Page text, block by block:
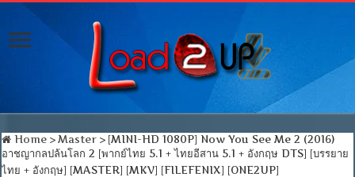
Home > Master > [MINI-HD 1080P] Now You See Me 2 (2016)
อาชญากลปล้นโลก 2 [พากย์ไทย 5.1 + ไทยอีสาน 5.1 + อังกฤษ DTS] [บรรยาย
ไทย + อังกฤษ] [MASTER] [MKV] [FILEFENIX] [ONE2UP]